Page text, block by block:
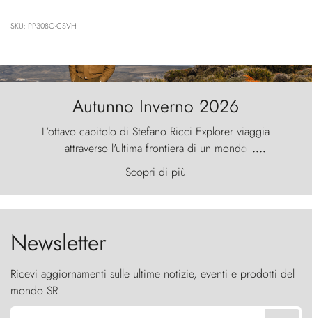
SKU: PP308O-CSVH
Autunno Inverno 2026
L'ottavo capitolo di Stefano Ricci Explorer viaggia
attraverso l'ultima frontiera di un mondo
primordiale, dove il vento scolpisce la natura con
furia ancestrale e le Torres del Paine sfidano il
cielo come sentinelle di pietra.
....
Scopri di più
Newsletter
Ricevi aggiornamenti sulle ultime notizie, eventi e prodotti del
mondo SR